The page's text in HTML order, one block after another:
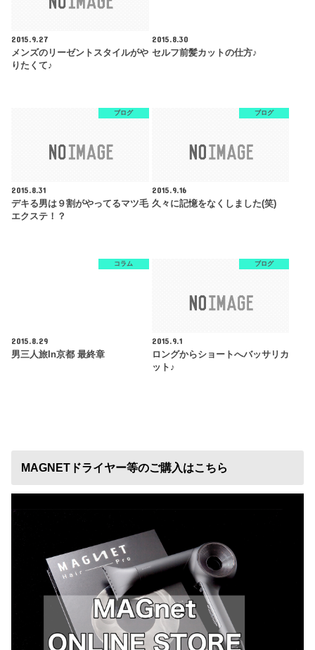
2015.9.27
メンズのリーゼントスタイルがや
りたくて♪
2015.8.30
セルフ前髪カットの仕方♪
ブログ
2015.8.31
デキる男は９割がやってるマツ毛
エクステ！？
ブログ
2015.9.16
久々に記憶をなくしました(笑)
コラム
2015.8.29
男三人旅in京都 最終章
ブログ
2015.9.1
ロングからショートへバッサリカ
ット♪
MAGNETドライヤー等のご購入はこちら